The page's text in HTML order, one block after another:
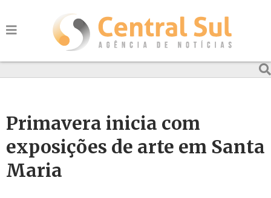
Primavera inicia com
exposições de arte em Santa
Maria